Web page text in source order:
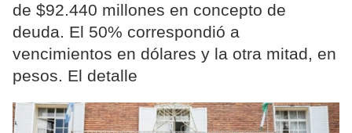
de $92.440 millones en concepto de
deuda. El 50% correspondió a
vencimientos en dólares y la otra mitad, en
pesos. El detalle